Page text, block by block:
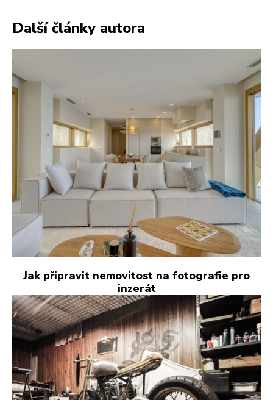
Další články autora
Jak připravit nemovitost na fotografie pro
inzerát